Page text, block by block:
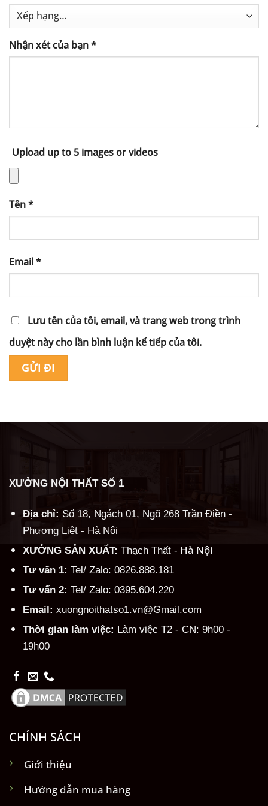
Nhận xét của bạn*
Upload up to 5 images or videos
Tên*
Email*
Lưu tên của tôi, email, và trang web trong trình
duyệt này cho lần bình luận kế tiếp của tôi.
XƯỞNG NỘI THẤT SỐ 1
Địa chỉ: Số 18, Ngách 01, Ngõ 268 Trần Điền -
Phương Liệt - Hà Nội
XƯỞNG SẢN XUẤT: Thạch Thất - Hà Nội
Tư vấn 1: Tel/ Zalo: 0826.888.181
Tư vấn 2: Tel/ Zalo: 0395.604.220
Email: xuongnoithatso1.vn@Gmail.com
Thời gian làm việc: Làm việc T2 - CN: 9h00 -
19h00
CHÍNH SÁCH
Giới thiệu
Hướng dẫn mua hàng